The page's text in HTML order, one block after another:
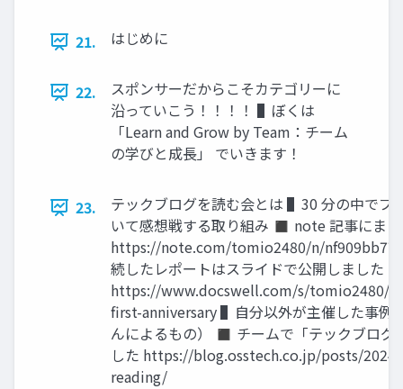
21. はじめに
22.
スポンサーだからこそカテゴリーに
沿っていこう！！！！ ▌ぼくは
「Learn and Grow by Team：チーム
の学びと成長」 でいきます！
23.
テックブログを読む会とは ▌30 分の中でブ
いて感想戦する取り組み ◼ note 記事にま
https://note.com/tomio2480/n/
続したレポートはスライドで公開しました
https://www.docswell.com/s/tomio2480/
first-anniversary ▌自分以外が主催した事例
んによるもの） ◼ チームで「テックブログ
した https://blog.osstech.co.jp/posts/
reading/